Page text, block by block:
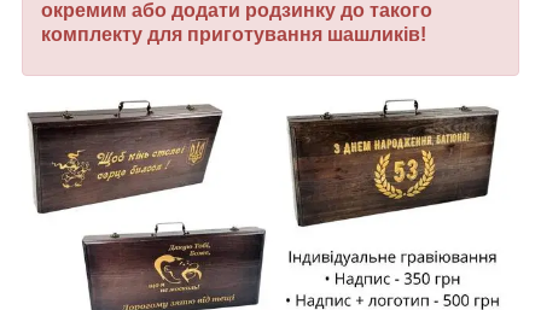
окремим або додати родзинку до такого
комплекту для приготування шашликів!